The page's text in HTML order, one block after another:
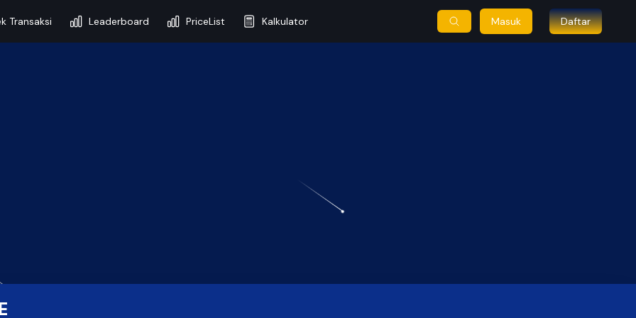
Transaksi Leaderboard PriceList Kalkulator Masuk Daftar